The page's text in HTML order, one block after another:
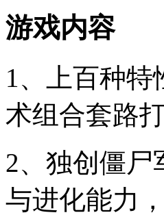
游戏内容
1、上百种
术组合套路
2、独创僵尸
与进化能力